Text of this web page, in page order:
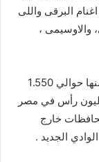
البرقى واللى
والاوسيمى ،
ويصل تعداد الأغنام الحالى 4.350 مليون رأس منها حوالي 1.550
رأس في الوجه البحري وحوالي 1.950 مليون رأس في مصر
في المحافظات خارج
الجديد .